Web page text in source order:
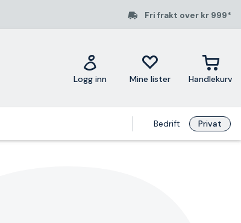
Fri frakt over kr 999*
Logg inn Mine lister Handlekurv
Bedrift Privat